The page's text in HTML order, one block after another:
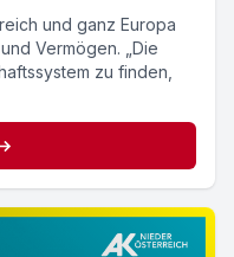
und ganz Europa
Vermögen. „Die
zu finden,